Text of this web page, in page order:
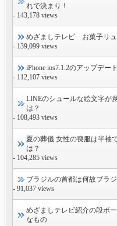
れで決まり！
- 143,178 views
めざましテレビ お菓子リ
- 139,099 views
iPhone ios7.1.2のアップデ
- 112,107 views
LINEのシュールな絵文字が
は？
- 108,493 views
夏の葬儀 女性の喪服は半袖
は？
- 104,285 views
ブラジルの首都は何故ブラ
- 91,037 views
めざましテレビ紹介の段ボ
なもの